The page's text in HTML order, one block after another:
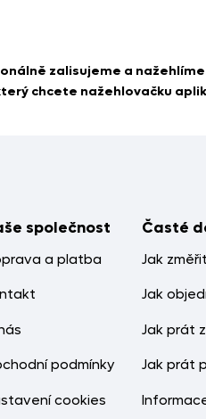
zalisujeme a
chcete nažehlovačku
společnost
a platba
podmínky
cookies
Časté
Jak
Jak
Jak prát
Jak prát